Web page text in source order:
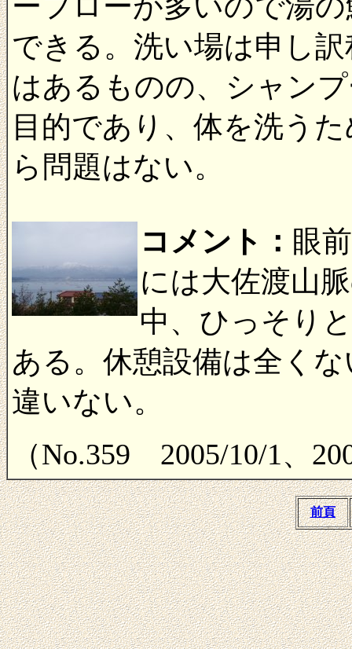
できる。洗い場は申し
はあるものの、シャン
目的であり、体を洗う
ら問題はない。
コメント： 眼
には大佐渡山
中、ひっそり
ある。休憩設備は全く
違いない。
（No.359 2005/10/1、
前頁